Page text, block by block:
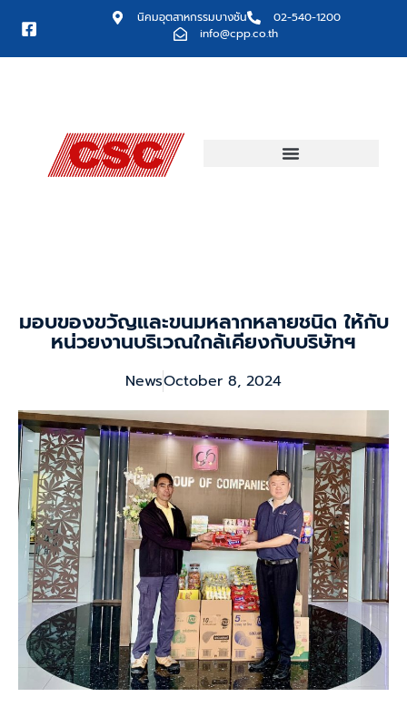
นิคมอุตสาหกรรมบางชัน
02-540-1200
info@cpp.co.th
มอบของขวัญและขนมหลากหลายชนิด ให้กับ
หน่วยงานบริเวณใกล้เคียงกับบริษัทฯ
NewsOctober 8, 2024